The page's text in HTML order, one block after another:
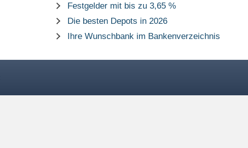
Festgelder mit bis zu 3,65 %
Die besten Depots in 2026
Ihre Wunschbank im Bankenverzeichnis